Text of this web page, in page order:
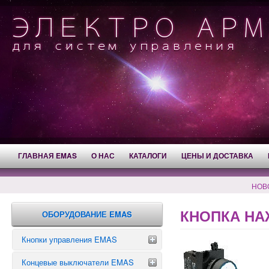
ГЛАВНАЯ EMAS О НАС КАТАЛОГИ ЦЕНЫ И ДОСТАВКА
ОБОРУДОВАНИЕ EMAS
Кнопки управления EMAS
Аварийные кнопки
Концевые выключатели EMAS
КНОПКА